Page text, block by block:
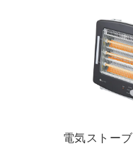
電気ストーブ